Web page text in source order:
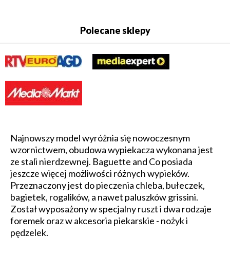
Polecane sklepy
Najnowszy model wyróżnia się nowoczesnym
wzornictwem, obudowa wypiekacza wykonana jest
ze stali nierdzewnej. Baguette and Co posiada
jeszcze więcej możliwości różnych wypieków.
Przeznaczony jest do pieczenia chleba, bułeczek,
bagietek, rogalików, a nawet paluszków grissini.
Został wyposażony w specjalny ruszt i dwa rodzaje
foremek oraz w akcesoria piekarskie - nożyk i
pędzelek.